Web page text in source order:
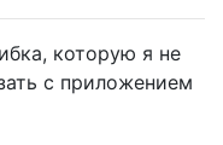
которую я не
с приложением